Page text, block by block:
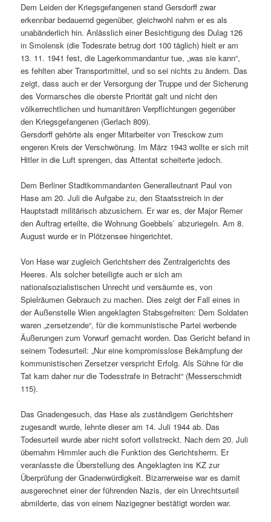
Dem Leiden der Kriegsgefangenen stand Gersdorff zwar
erkennbar bedauernd gegenüber, gleichwohl nahm er es als
unabänderlich hin. Anlässlich einer Besichtigung des Dulag 126
in Smolensk (die Todesrate betrug dort 100 täglich) hielt er am
13. 11. 1941 fest, die Lagerkommandantur tue, „was sie kann“,
es fehlten aber Transportmittel, und so sei nichts zu ändern. Das
zeigt, dass auch er der Versorgung der Truppe und der Sicherung
des Vormarsches die oberste Priorität galt und nicht den
völkerrechtlichen und humanitären Verpflichtungen gegenüber
den Kriegsgefangenen (Gerlach 809).
Gersdorff gehörte als enger Mitarbeiter von Tresckow zum
engeren Kreis der Verschwörung. Im März 1943 wollte er sich mit
Hitler in die Luft sprengen, das Attentat scheiterte jedoch.
Dem Berliner Stadtkommandanten Generalleutnant Paul von
Hase am 20. Juli die Aufgabe zu, den Staatsstreich in der
Hauptstadt militärisch abzusichern. Er war es, der Major Remer
den Auftrag erteilte, die Wohnung Goebbels` abzuriegeln. Am 8.
August wurde er in Plötzensee hingerichtet.
Von Hase war zugleich Gerichtsherr des Zentralgerichts des
Heeres. Als solcher beteiligte auch er sich am
nationalsozialistischen Unrecht und versäumte es, von
Spielräumen Gebrauch zu machen. Dies zeigt der Fall eines in
der Außenstelle Wien angeklagten Stabsgefreiten: Dem Soldaten
waren „zersetzende“, für die kommunistische Partei werbende
Äußerungen zum Vorwurf gemacht worden. Das Gericht befand in
seinem Todesurteil: „Nur eine kompromisslose Bekämpfung der
kommunistischen Zersetzer verspricht Erfolg. Als Sühne für die
Tat kam daher nur die Todesstrafe in Betracht“ (Messerschmidt
115).
Das Gnadengesuch, das Hase als zuständigem Gerichtsherr
zugesandt wurde, lehnte dieser am 14. Juli 1944 ab. Das
Todesurteil wurde aber nicht sofort vollstreckt. Nach dem 20. Juli
übernahm Himmler auch die Funktion des Gerichtsherrn. Er
veranlasste die Überstellung des Angeklagten ins KZ zur
Überprüfung der Gnadenwürdigkeit. Bizarrerweise war es damit
ausgerechnet einer der führenden Nazis, der ein Unrechtsurteil
abmilderte, das von einem Nazigegner bestätigt worden war.